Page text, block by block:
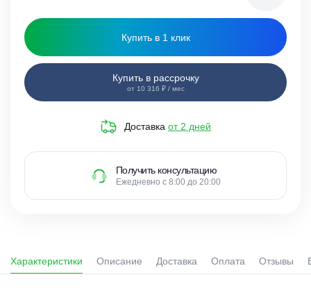
Купить в 1 клик
Купить в рассрочку
от 10 316 ₽ / мес
Доставка от 2 дней
Получить консультацию
Ежедневно с 8:00 до 20:00
Характеристики Описание Доставка Оплата Отзывы